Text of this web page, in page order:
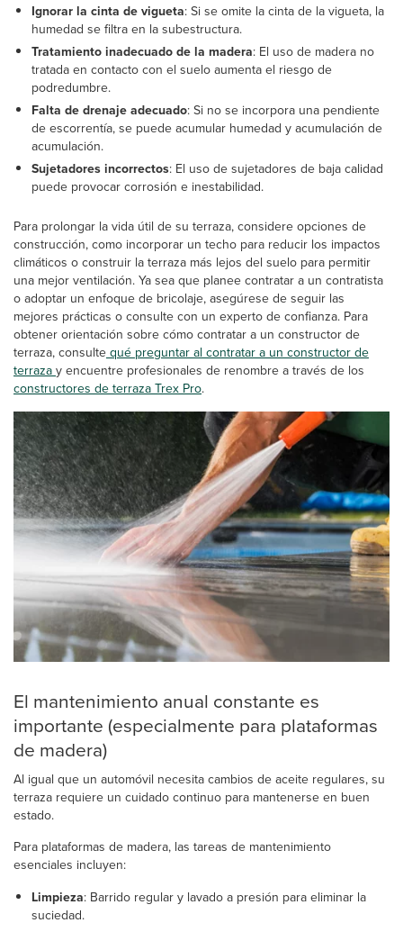
Ignorar la cinta de vigueta: Si se omite la cinta de la vigueta, la
humedad se filtra en la subestructura.
Tratamiento inadecuado de la madera: El uso de madera no
tratada en contacto con el suelo aumenta el riesgo de
podredumbre.
Falta de drenaje adecuado: Si no se incorpora una pendiente
de escorrentía, se puede acumular humedad y acumulación de
acumulación.
Sujetadores incorrectos: El uso de sujetadores de baja calidad
puede provocar corrosión e inestabilidad.
Para prolongar la vida útil de su terraza, considere opciones de
construcción, como incorporar un techo para reducir los impactos
climáticos o construir la terraza más lejos del suelo para permitir
una mejor ventilación. Ya sea que planee contratar a un contratista
o adoptar un enfoque de bricolaje, asegúrese de seguir las
mejores prácticas o consulte con un experto de confianza. Para
obtener orientación sobre cómo contratar a un constructor de
terraza, consultequé preguntar al contratar a un constructor de
terrazay encuentre profesionales de renombre a través de los
constructores de terraza Trex Pro.
El mantenimiento anual constante es
importante (especialmente para plataformas
de madera)
Al igual que un automóvil necesita cambios de aceite regulares, su
terraza requiere un cuidado continuo para mantenerse en buen
estado.
Para plataformas de madera, las tareas de mantenimiento
esenciales incluyen:
Limpieza: Barrido regular y lavado a presión para eliminar la
suciedad.